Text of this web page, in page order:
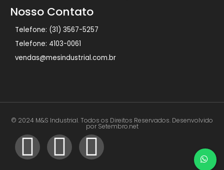
Nosso Contato
Telefone: (31) 3567-5257
Telefone: 4103-0061
vendas@mesindustrial.com.br
© 2024 M&S Industrial. Todos os Direitos Reservados. Desenvolvido
por Setembro.net